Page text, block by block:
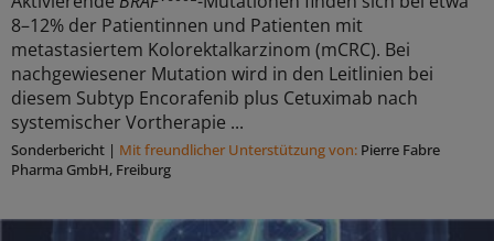
8–12% der Patientinnen und Patienten mit
metastasiertem Kolorektalkarzinom (mCRC). Bei
nachgewiesener Mutation wird in den Leitlinien bei
diesem Subtyp Encorafenib plus Cetuximab nach
systemischer Vortherapie ...
Sonderbericht | Mit freundlicher Unterstützung von: Pierre Fabre
Pharma GmbH, Freiburg